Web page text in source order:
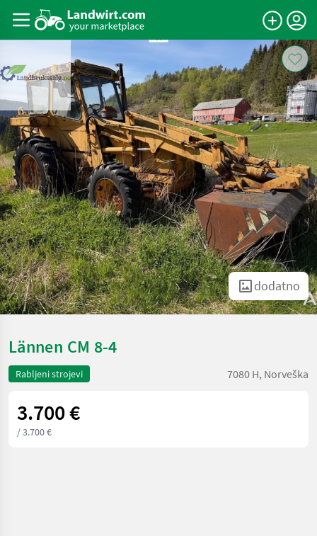
dodatno
Lännen CM 8-4
Rabljeni strojevi 7080 H, Norveška
3.700 €
/ 3.700 €